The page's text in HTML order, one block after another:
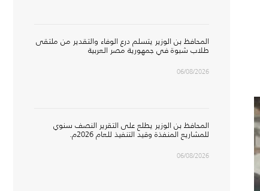
المحافظ بن الوزير يتسلم درع الوفاء والتقدير من ملتقى
طلاب شبوة في جمهورية مصر العربية
06/08/2026
المحافظ بن الوزير يطلع على التقرير النصف سنوي
للمشاريع المنفذة وقيد التنفيذ للعام 2026م.
06/08/2026